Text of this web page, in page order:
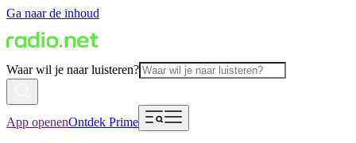
Ga naar de inhoud
Waar wil je naar luisteren?
App openenOntdek Prime